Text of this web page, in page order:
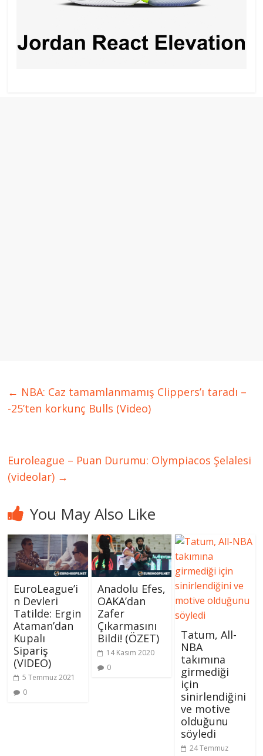
← NBA: Caz tamamlanmamış Clippers’ı taradı –
-25’ten korkunç Bulls (Video)
Euroleague – Puan Durumu: Olympiacos Şelalesi
(videolar) →
You May Also Like
EuroLeague’i
n Devleri
Tatilde: Ergin
Ataman’dan
Kupalı
Sipariş
(VIDEO)
5 Temmuz 2021
0
Anadolu Efes,
OAKA’dan
Zafer
Çıkarmasını
Bildi! (ÖZET)
14 Kasım 2020
0
Tatum, All-
NBA
takımına
girmediği
için
sinirlendiğini
ve motive
olduğunu
söyledi
24 Temmuz